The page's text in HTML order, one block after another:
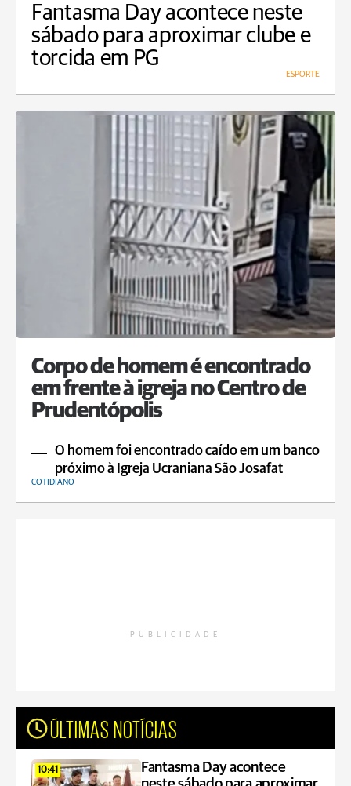
Fantasma Day acontece neste
sábado para aproximar clube e
torcida em PG
ESPORTE
Corpo de homem é encontrado
em frente à igreja no Centro de
Prudentópolis
O homem foi encontrado caído em um banco
próximo à Igreja Ucraniana São Josafat
COTIDIANO
PUBLICIDADE
ÚLTIMAS NOTÍCIAS
10:41
Fantasma Day acontece